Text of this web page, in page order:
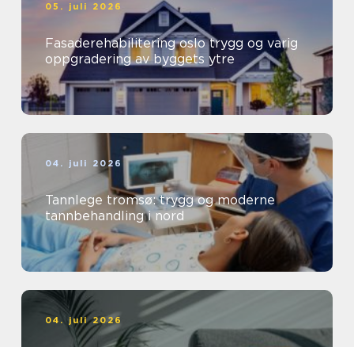
05. juli 2026
Fasaderehabilitering oslo trygg og varig
oppgradering av byggets ytre
04. juli 2026
Tannlege tromsø: trygg og moderne
tannbehandling i nord
04. juli 2026